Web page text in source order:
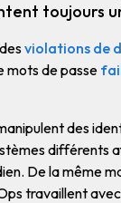
toujours
violations de
mots de passe
des
différents
De la même
travaillent